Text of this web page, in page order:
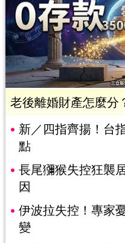
老後離婚財產怎麼
新／四指齊揚！台
點
長尾獼猴失控狂襲
因
伊波拉失控！專家
變